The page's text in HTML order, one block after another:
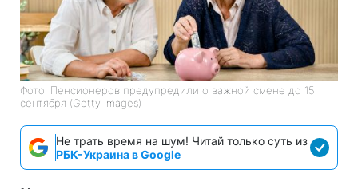
Фото: Пенсионеров предупредили о важной смене до 15
сентября (Getty Images)
Не трать время на шум! Читай только суть из
РБК-Украина в Google